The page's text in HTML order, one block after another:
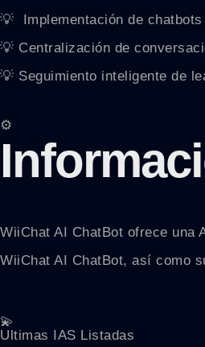
💡 ️ Implementación de
💡 Centralización de
💡 Seguimiento inteligente de
⚙️
WiiChat AI ChatBot ofrece una
WiiChat AI ChatBot, así como
💫
Ultimas IAS Listadas